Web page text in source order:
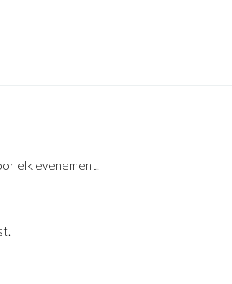
elk evenement.